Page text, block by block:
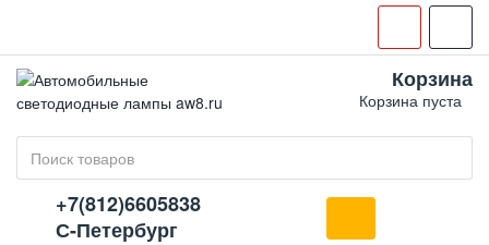
Корзина
Корзина пуста
+7(812)6605838
С-Петербург